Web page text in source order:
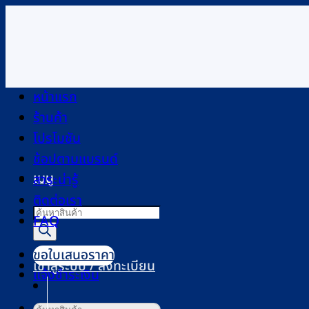
เมนู
Products
search
เข้าสู่ระบบ / ลงทะเบียน
หน้าแรก
ร้านค้า
โปรโมชัน
ช้อปตามแบรนด์
สาระน่ารู้
ติดต่อเรา
FAQ
ขอใบเสนอราคา
แจ้งชำระเงิน